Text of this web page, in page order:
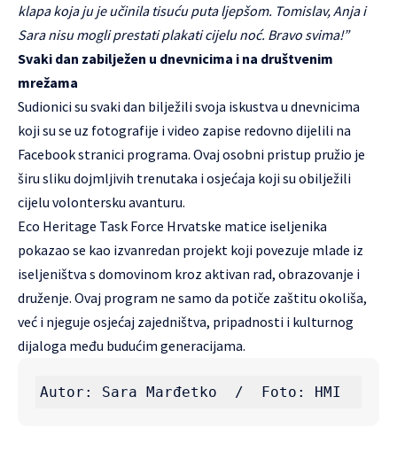
klapa koja ju je učinila tisuću puta ljepšom. Tomislav, Anja i
Sara nisu mogli prestati plakati cijelu noć. Bravo svima!”
Svaki dan zabilježen u dnevnicima i na društvenim
mrežama
Sudionici su svaki dan bilježili svoja iskustva u dnevnicima
koji su se uz fotografije i video zapise redovno dijelili na
Facebook stranici programa. Ovaj osobni pristup pružio je
širu sliku dojmljivih trenutaka i osjećaja koji su obilježili
cijelu volontersku avanturu.
Eco Heritage Task Force Hrvatske matice iseljenika
pokazao se kao izvanredan projekt koji povezuje mlade iz
iseljeništva s domovinom kroz aktivan rad, obrazovanje i
druženje. Ovaj program ne samo da potiče zaštitu okoliša,
već i njeguje osjećaj zajedništva, pripadnosti i kulturnog
dijaloga među budućim generacijama.